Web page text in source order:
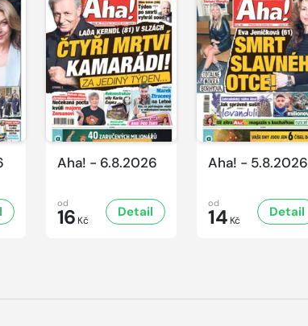
Aha! - 6.8.2026
od
16 Kč
Detail
Aha! - 5.8.2026
od
14 Kč
Detail